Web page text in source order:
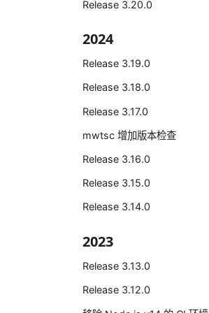
Release 3.20.0
2024
Release 3.19.0
Release 3.18.0
Release 3.17.0
mwtsc 增加版本检查
Release 3.16.0
Release 3.15.0
Release 3.14.0
2023
Release 3.13.0
Release 3.12.0